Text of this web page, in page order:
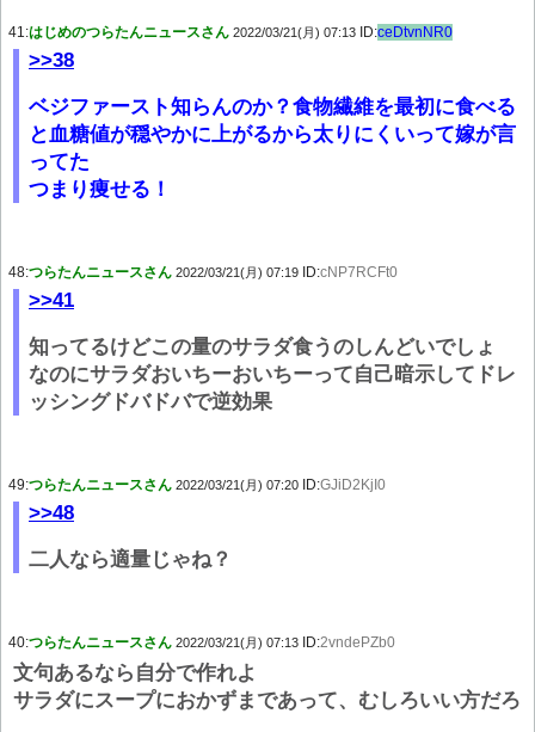
41:はじめのつらたんニュースさん 2022/03/21(月) 07:13 ID:ceDtvnNR0
>>38
ベジファースト知らんのか？食物繊維を最初に食べる
と血糖値が穏やかに上がるから太りにくいって嫁が言
ってた
つまり痩せる！
48:つらたんニュースさん 2022/03/21(月) 07:19 ID:cNP7RCFt0
>>41
知ってるけどこの量のサラダ食うのしんどいでしょ
なのにサラダおいちーおいちーって自己暗示してドレ
ッシングドバドバで逆効果
49:つらたんニュースさん 2022/03/21(月) 07:20 ID:GJiD2KjI0
>>48
二人なら適量じゃね？
40:つらたんニュースさん 2022/03/21(月) 07:13 ID:2vndePZb0
文句あるなら自分で作れよ
サラダにスープにおかずまであって、むしろいい方だろ